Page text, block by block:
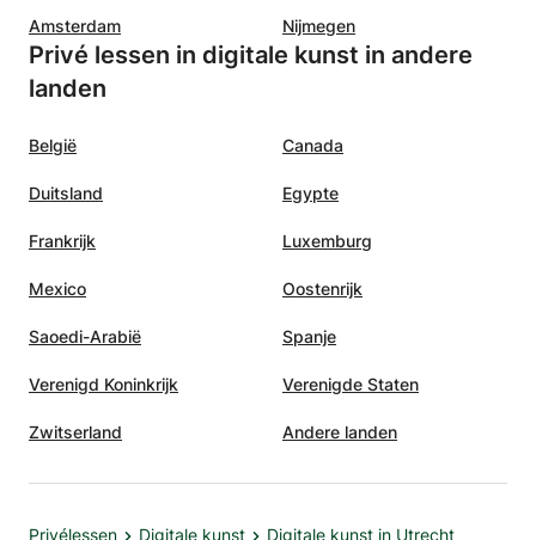
Amsterdam Nijmegen
Privé lessen in digitale kunst in andere
landen
België Canada
Duitsland Egypte
Frankrijk Luxemburg
Mexico Oostenrijk
Saoedi-Arabië Spanje
Verenigd Koninkrijk Verenigde Staten
Zwitserland Andere landen
Privélessen Digitale kunst Digitale kunst in Utrecht